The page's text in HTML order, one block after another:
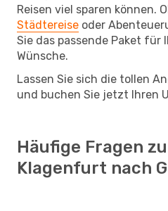
Reisen viel sparen können.
Städtereise oder
Sie das passende Paket für
Wünsche.
Lassen Sie sich die tollen
und buchen Sie jetzt Ihren
Häufige Fragen
Klagenfurt nach